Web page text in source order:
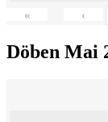
« ‹
Döben Mai